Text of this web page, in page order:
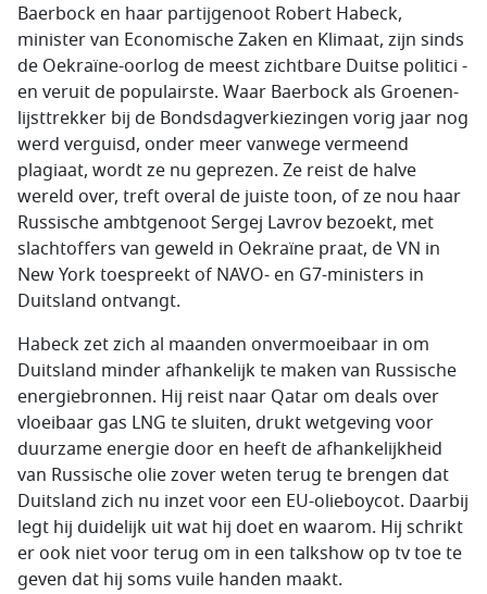
Baerbock en haar partijgenoot Robert Habeck,
minister van Economische Zaken en Klimaat, zijn sinds
de Oekraïne-oorlog de meest zichtbare Duitse politici -
en veruit de populairste. Waar Baerbock als Groenen-
lijsttrekker bij de Bondsdagverkiezingen vorig jaar nog
werd verguisd, onder meer vanwege vermeend
plagiaat, wordt ze nu geprezen. Ze reist de halve
wereld over, treft overal de juiste toon, of ze nou haar
Russische ambtgenoot Sergej Lavrov bezoekt, met
slachtoffers van geweld in Oekraïne praat, de VN in
New York toespreekt of NAVO- en G7-ministers in
Duitsland ontvangt.
Habeck zet zich al maanden onvermoeibaar in om
Duitsland minder afhankelijk te maken van Russische
energiebronnen. Hij reist naar Qatar om deals over
vloeibaar gas LNG te sluiten, drukt wetgeving voor
duurzame energie door en heeft de afhankelijkheid
van Russische olie zover weten terug te brengen dat
Duitsland zich nu inzet voor een EU-olieboycot. Daarbij
legt hij duidelijk uit wat hij doet en waarom. Hij schrikt
er ook niet voor terug om in een talkshow op tv toe te
geven dat hij soms vuile handen maakt.